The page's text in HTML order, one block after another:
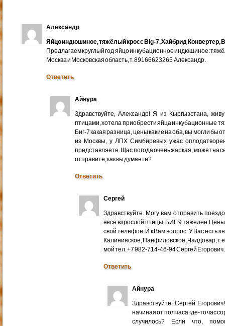
Александр
Яйцо индюшиное, тяжёлый кросс Big-7, Хайбрид Конвертер,
Предлагаем круглый год яйцо инкубационное индюшиное:
Москва и Московская область, т. 89166623265 Александр.
Ответить
Айнура
Здравствуйте, Александр! Я из Кыргызстана,
птицами, хотела приобрести яйца инкубационные
Биг-7 какая разница, цены какие на оба, вы могли бы
из Москвы, у ЛПХ Симбиревых ужас
представляете. Щас погода очень жаркая, может на
отправите, как вы думаете?
Ответить
Сергей
Здравствуйте. Могу вам отправить
весе взрослой птицы. БИГ 9
свой телефон. И к Вам вопрос: У Вас есть
Калининское, Панфиловское, Чалдовар,
мой тел. +7 982-714-46-94 Сергей Егорович.
Ответить
Айнура
Здравствуйте, Сергей
начиная от пол часа где-то час
случилось? Если что,